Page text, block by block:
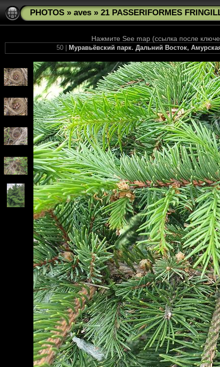
PHOTOS » aves » 21 PASSERIFORMES
Нажмите See map (ссылка после
50 | Муравьёвский парк. Дальний Восток,